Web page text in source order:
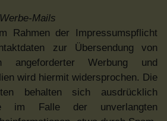
Mails
Rahmen der Impressumspflicht
zur Übersendung von
angeforderter Werbung und
wird hiermit widersprochen. Die
behalten sich ausdrücklich
im Falle der unverlangten